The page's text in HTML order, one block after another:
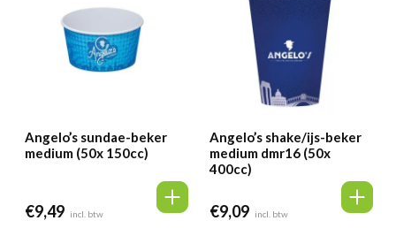
Angelo’s sundae-beker
medium (50x 150cc)
€9,49 incl. btw
Angelo’s shake/ijs-beker
medium dmr16 (50x
400cc)
€9,09 incl. btw